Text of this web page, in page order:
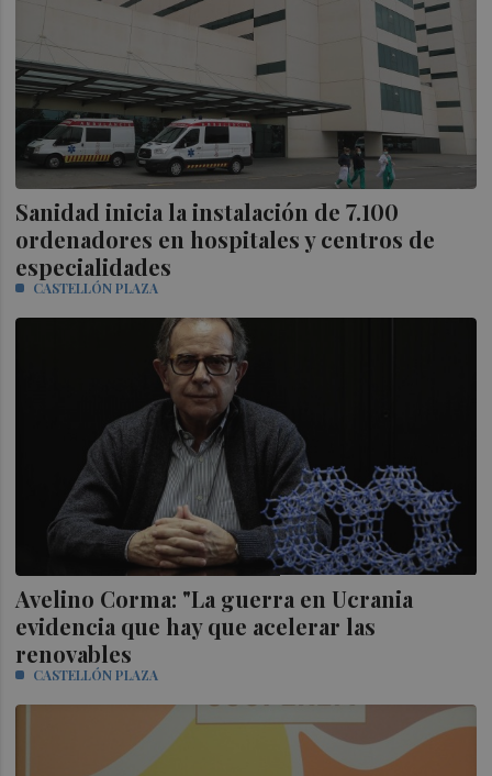
Sanidad inicia la instalación de 7.100
ordenadores en hospitales y centros de
especialidades
CASTELLÓN PLAZA
Avelino Corma: "La guerra en Ucrania
evidencia que hay que acelerar las
renovables
CASTELLÓN PLAZA